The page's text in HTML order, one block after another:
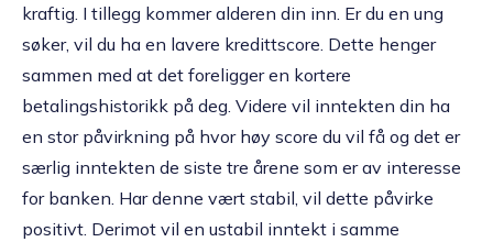
kraftig. I tillegg kommer alderen din inn. Er du en ung
søker, vil du ha en lavere kredittscore. Dette henger
sammen med at det foreligger en kortere
betalingshistorikk på deg. Videre vil inntekten din ha
en stor påvirkning på hvor høy score du vil få og det er
særlig inntekten de siste tre årene som er av interesse
for banken. Har denne vært stabil, vil dette påvirke
positivt. Derimot vil en ustabil inntekt i samme